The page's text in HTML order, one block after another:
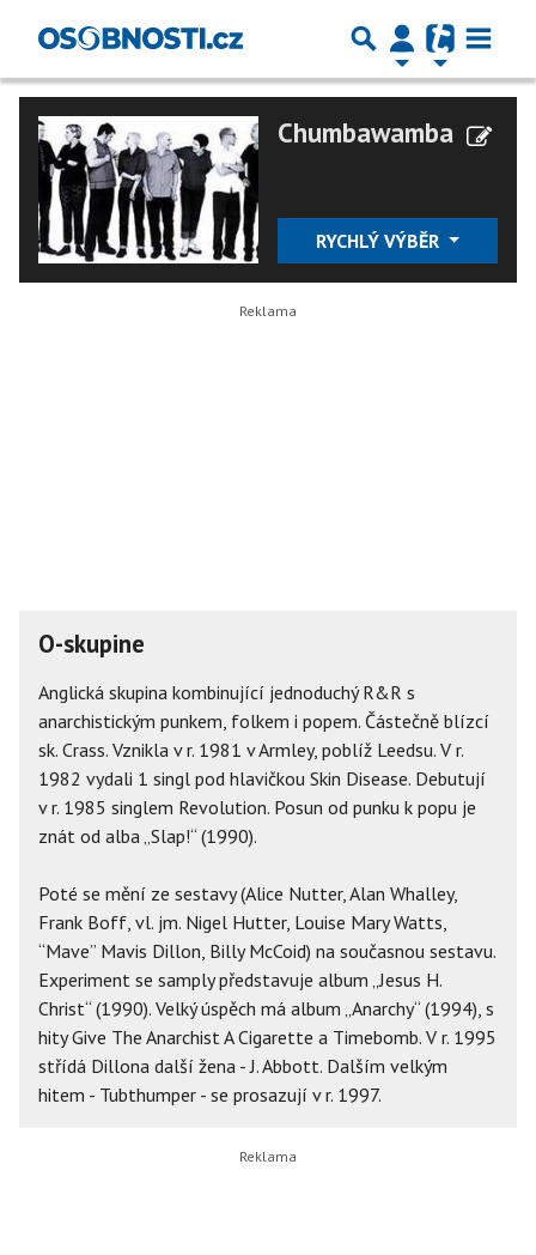
Chumbawamba
RYCHLÝ VÝBĚR
O-skupine
Anglická skupina kombinující jednoduchý R&R s
anarchistickým punkem, folkem i popem. Částečně blízcí
sk. Crass. Vznikla v r. 1981 v Armley, poblíž Leedsu. V r.
1982 vydali 1 singl pod hlavičkou Skin Disease. Debutují
v r. 1985 singlem Revolution. Posun od punku k popu je
znát od alba „Slap!“ (1990).
Poté se mění ze sestavy (Alice Nutter, Alan Whalley,
Frank Boff, vl. jm. Nigel Hutter, Louise Mary Watts,
“Mave” Mavis Dillon, Billy McCoid) na současnou sestavu.
Experiment se samply představuje album „Jesus H.
Christ“ (1990). Velký úspěch má album „Anarchy“ (1994), s
hity Give The Anarchist A Cigarette a Timebomb. V r. 1995
střídá Dillona další žena - J. Abbott. Dalším velkým
hitem - Tubthumper - se prosazují v r. 1997.